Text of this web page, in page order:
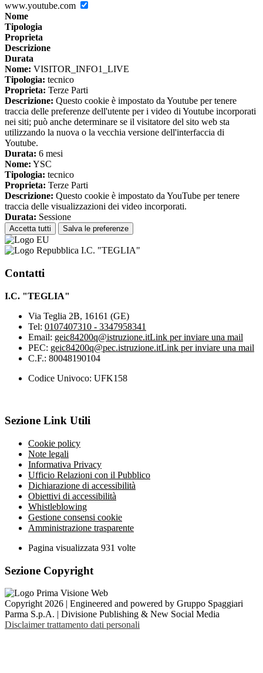
www.youtube.com
Nome
Tipologia
Proprieta
Descrizione
Durata
Nome: VISITOR_INFO1_LIVE
Tipologia: tecnico
Proprieta: Terze Parti
Descrizione: Questo cookie è impostato da Youtube per tenere
traccia delle preferenze dell'utente per i video di Youtube incorporati
nei siti; può anche determinare se il visitatore del sito web sta
utilizzando la nuova o la vecchia versione dell'interfaccia di
Youtube.
Durata: 6 mesi
Nome: YSC
Tipologia: tecnico
Proprieta: Terze Parti
Descrizione: Questo cookie è impostato da YouTube per tenere
traccia delle visualizzazioni dei video incorporati.
Durata: Sessione
Accetta tutti Salva le preferenze
I.C. "TEGLIA"
Contatti
I.C. "TEGLIA"
Via Teglia 2B, 16161 (GE)
Tel: 0107407310 - 3347958341
Email: geic84200q@istruzione.itLink per inviare una mail
PEC: geic84200q@pec.istruzione.itLink per inviare una mail
C.F.: 80048190104
Codice Univoco: UFK158
Sezione Link Utili
Cookie policy
Note legali
Informativa Privacy
Ufficio Relazioni con il Pubblico
Dichiarazione di accessibilità
Obiettivi di accessibilità
Whistleblowing
Gestione consensi cookie
Amministrazione trasparente
Pagina visualizzata 931 volte
Sezione Copyright
Copyright 2026 | Engineered and powered by Gruppo Spaggiari
Parma S.p.A. | Divisione Publishing & New Social Media
Disclaimer trattamento dati personali